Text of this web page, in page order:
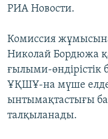
ЖАЗЫЛЫҢЫЗ
Басқа тілдерде
РИА Новости.
Комиссия
Николай Бордюжа
ғылыми-өндірістік
ҰҚШҰ-на мүше
ынтымақтастығы
талқыланады.